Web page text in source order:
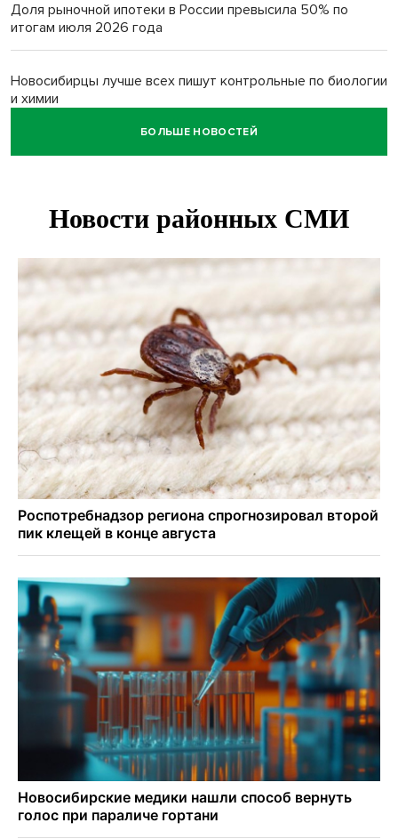
Доля рыночной ипотеки в России превысила 50% по
итогам июля 2026 года
Новосибирцы лучше всех пишут контрольные по биологии
и химии
Нейросеть для диагностики депрессии в крови создали в
Двум бойцам СВО после минно-взрывной травмы
Персидский ковер «108 шахов» впервые вывезли из музея
Востока в Новосибирск
Актриса из Новосибирска Евгения Туркова сыграла мать
в сериале «Малой»
БОЛЬШЕ НОВОСТЕЙ